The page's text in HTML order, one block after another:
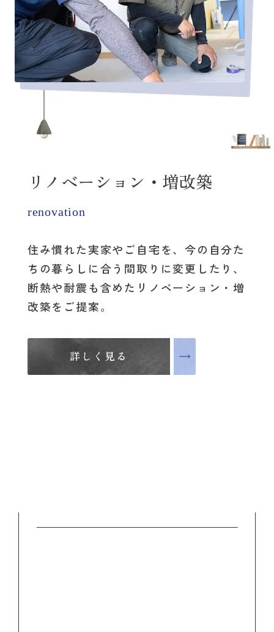
リノベーション・増改築
renovation
住み慣れた実家やご自宅を、今の自分た
ちの暮らしに合う間取りに変更したり、
断熱や耐震も含めたリノベーション・増
改築をご提案。
詳しく見る